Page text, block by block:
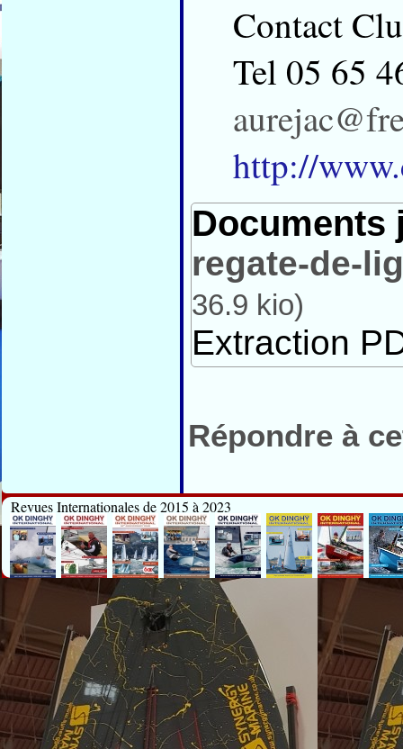
Contact
Tel 05 65
http://
Documents
regate-de-
36.9 kio)
Extraction
Répondre à
Revues Internationales de 2015 à 2023